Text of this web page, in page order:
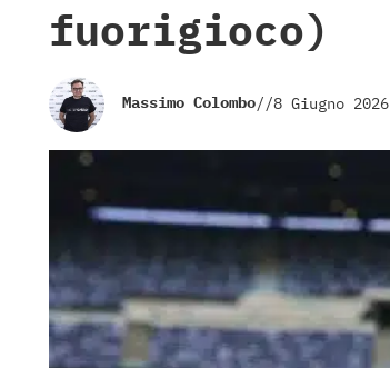
fuorigioco)
Massimo Colombo//8 Giugno 2026